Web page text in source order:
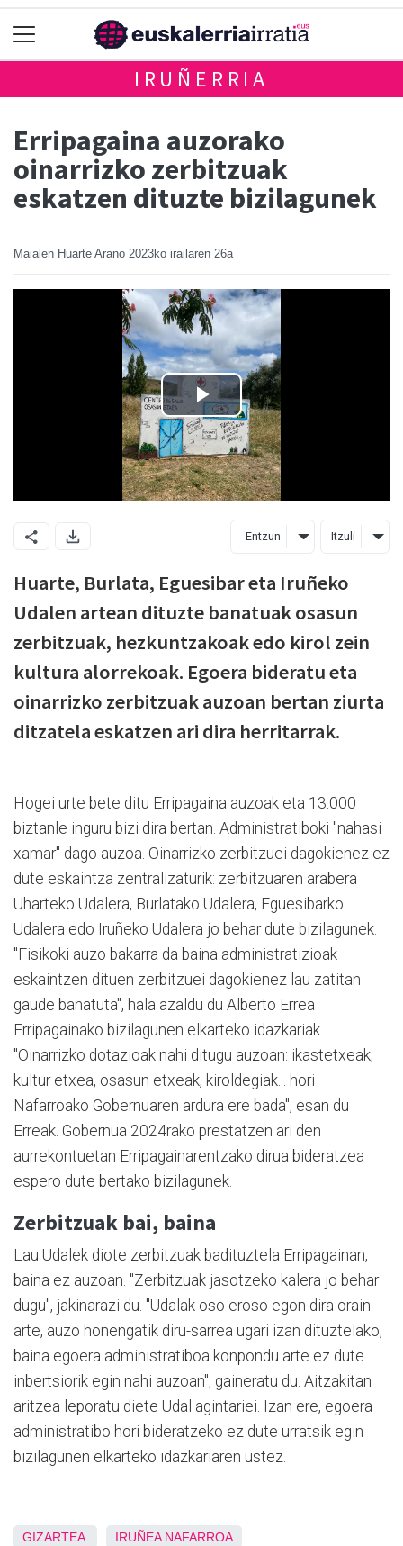
IRUÑERRIA
Erripagaina auzorako
oinarrizko zerbitzuak
eskatzen dituzte bizilagunek
Maialen Huarte Arano 2023ko irailaren 26a
Entzun Itzuli
Huarte, Burlata, Eguesibar eta Iruñeko
Udalen artean dituzte banatuak osasun
zerbitzuak, hezkuntzakoak edo kirol zein
kultura alorrekoak. Egoera bideratu eta
oinarrizko zerbitzuak auzoan bertan ziurta
ditzatela eskatzen ari dira herritarrak.
Hogei urte bete ditu Erripagaina auzoak eta 13.000
biztanle inguru bizi dira bertan. Administratiboki "nahasi
xamar" dago auzoa. Oinarrizko zerbitzuei dagokienez ez
dute eskaintza zentralizaturik: zerbitzuaren arabera
Uharteko Udalera, Burlatako Udalera, Eguesibarko
Udalera edo Iruñeko Udalera jo behar dute bizilagunek.
"Fisikoki auzo bakarra da baina administratizioak
eskaintzen dituen zerbitzuei dagokienez lau zatitan
gaude banatuta", hala azaldu du Alberto Errea
Erripagainako bizilagunen elkarteko idazkariak.
"Oinarrizko dotazioak nahi ditugu auzoan: ikastetxeak,
kultur etxea, osasun etxeak, kiroldegiak... hori
Nafarroako Gobernuaren ardura ere bada", esan du
Erreak. Gobernua 2024rako prestatzen ari den
aurrekontuetan Erripagainarentzako dirua bideratzea
espero dute bertako bizilagunek.
Zerbitzuak bai, baina
Lau Udalek diote zerbitzuak badituztela Erripagainan,
baina ez auzoan. "Zerbitzuak jasotzeko kalera jo behar
dugu", jakinarazi du. "Udalak oso eroso egon dira orain
arte, auzo honengatik diru-sarrea ugari izan dituztelako,
baina egoera administratiboa konpondu arte ez dute
inbertsiorik egin nahi auzoan", gaineratu du. Aitzakitan
aritzea leporatu diete Udal agintariei. Izan ere, egoera
administratibo hori bideratzeko ez dute urratsik egin
bizilagunen elkarteko idazkariaren ustez.
GIZARTEA IRUÑEA NAFARROA